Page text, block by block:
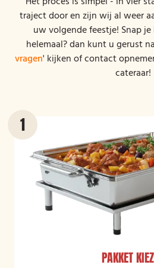
traject door en zijn wij al weer
uw volgende feestje! Snap
helemaal? dan kunt u gerust
vragen' kijken of contact
cateraar!
PAKKET